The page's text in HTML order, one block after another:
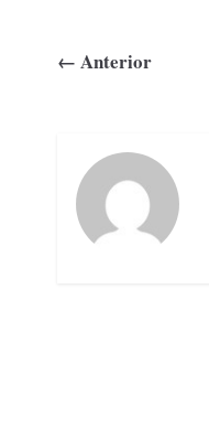
← Anterior